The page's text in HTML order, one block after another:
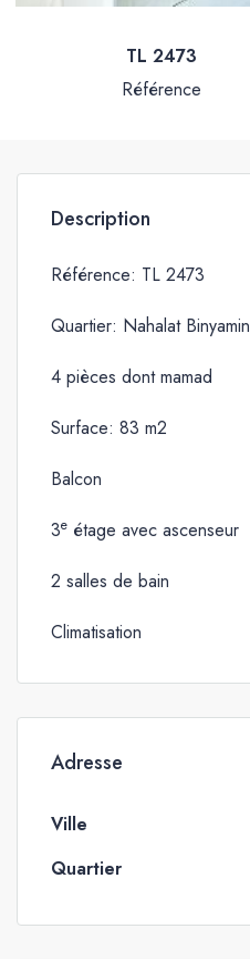
TL 2473
Référence
Description
Référence: TL 2473
Quartier: Nahalat Binyamin
4 pièces dont mamad
Surface: 83 m2
Balcon
3e étage avec ascenseur
2 salles de bain
Climatisation
Adresse
Ville
Quartier